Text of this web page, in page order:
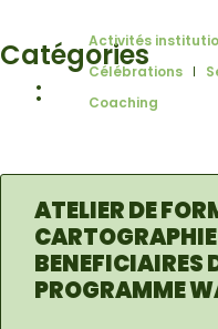
Catégories
:
Activités
Célébrations
Coaching
ATELIER DE
CARTOGRAPHIE
BENEFICIAIRES
PROGRAMME